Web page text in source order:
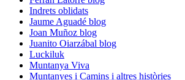
Indrets oblidats
Jaume Aguadé blog
Joan Muñoz blog
Juanito Oiarzábal blog
Luckiluk
Muntanya Viva
Muntanyes i Camins i altres històries